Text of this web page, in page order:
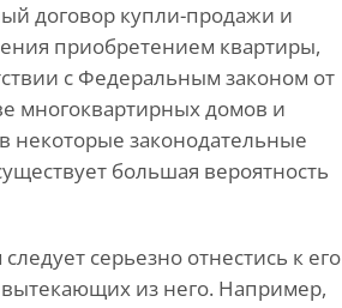
договор купли-продажи и
приобретением квартиры,
с Федеральным законом от
многоквартирных домов и
законодательные
большая вероятность
серьезно отнестись к его
вытекающих из него. Например,